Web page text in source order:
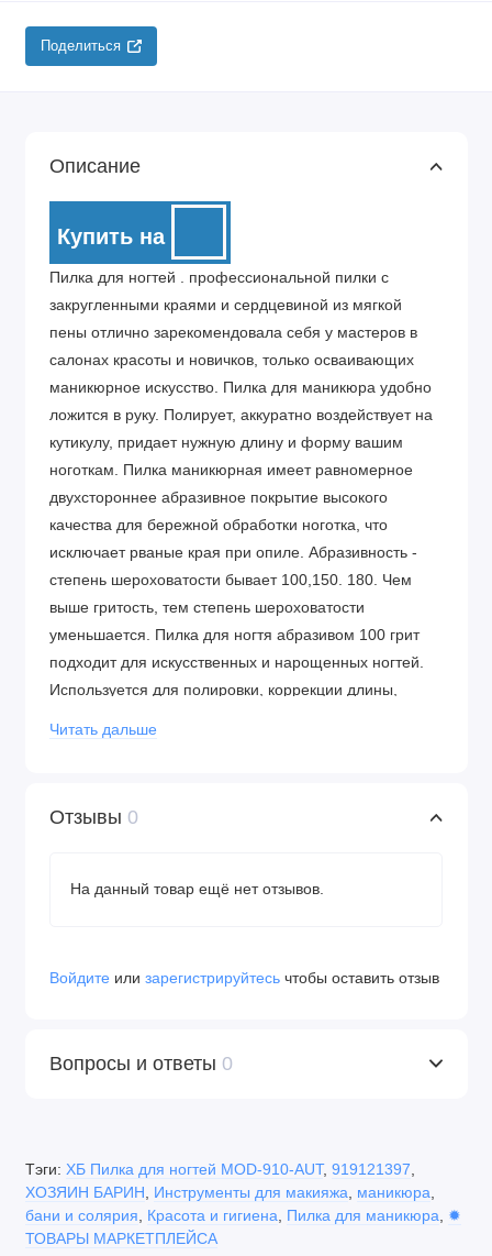
Поделиться
Описание
Купить на
Пилка для ногтей . профессиональной пилки с
закругленными краями и сердцевиной из мягкой
пены отлично зарекомендовала себя у мастеров в
салонах красоты и новичков, только осваивающих
маникюрное искусство. Пилка для маникюра удобно
ложится в руку. Полирует, аккуратно воздействует на
кутикулу, придает нужную длину и форму вашим
ноготкам. Пилка маникюрная имеет равномерное
двухстороннее абразивное покрытие высокого
качества для бережной обработки ноготка, что
исключает рваные края при опиле. Абразивность -
степень шероховатости бывает 100,150. 180. Чем
выше гритость, тем степень шероховатости
уменьшается. Пилка для ногтя абразивом 100 грит
подходит для искусственных и нарощенных ногтей.
Используется для полировки, коррекции длины,
лаку и гель-лаку. Используется при педикюре как
натуральных, ломких ногтей, шлифовки наращенных.
пластину к наращиванию, покрытию, шеллаку. Набор
педикюра. Часто руки называют «визитной
вызывает маникюр и его оформление. Красивые
правильный же опил способен не только усложнить
процесс маникюра и ухудшить его результат, но и
значительно навредить ногтям и ослабить их.
Читать дальше
Отзывы 0
На данный товар ещё нет отзывов.
Войдите или зарегистрируйтесь чтобы оставить отзыв
Вопросы и ответы 0
Тэги: ХБ Пилка для ногтей MOD-910-AUT, 919121397
ХОЗЯИН БАРИН
Инструменты для макияжа маникюра
бани и солярия
Красота и гигиена Пилка для маникюра
✹
ТОВАРЫ МАРКЕТПЛЕЙСА